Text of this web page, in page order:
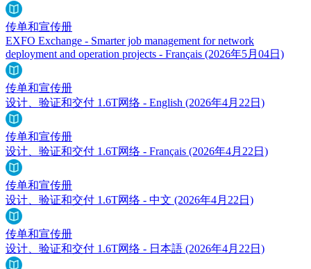
传单和宣传册
EXFO Exchange - Smarter job management for network
deployment and operation projects - Français (2026年5月04日)
传单和宣传册
设计、验证和交付 1.6T网络 - English (2026年4月22日)
传单和宣传册
设计、验证和交付 1.6T网络 - Français (2026年4月22日)
传单和宣传册
设计、验证和交付 1.6T网络 - 中文 (2026年4月22日)
传单和宣传册
设计、验证和交付 1.6T网络 - 日本語 (2026年4月22日)